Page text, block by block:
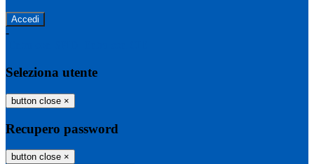
-
Seleziona utente
button close ×
Recupero password
button close ×